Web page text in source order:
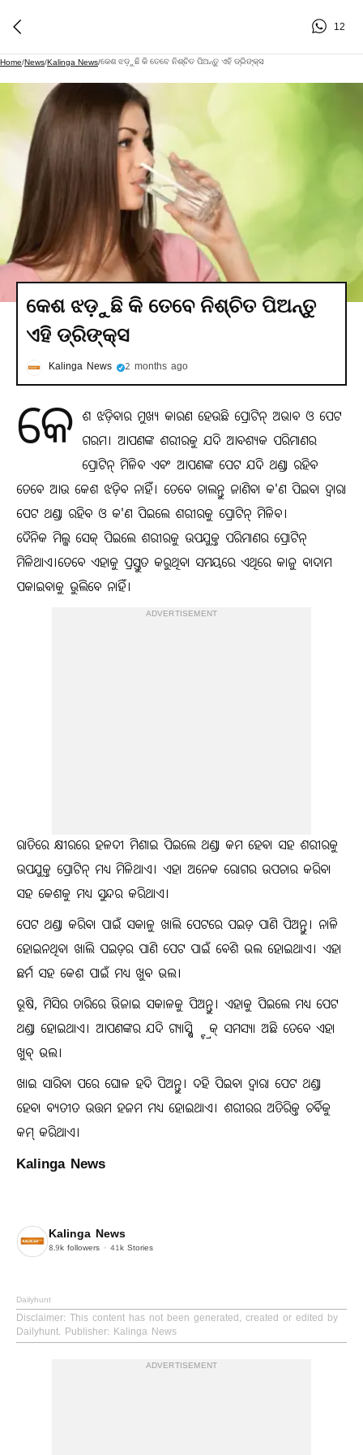
12
Home/News/Kalinga News/କେଶ ଝଡ଼ୁଛି କି ତେବେ ନିଶ୍ଚିତ ପିଅନ୍ତୁ ଏହି ଡ୍ରିଙ୍କ୍ସ
କେଶ ଝଡ଼ୁଛି କି ତେବେ ନିଶ୍ଚିତ ପିଅନ୍ତୁ
ଏହି ଡ୍ରିଙ୍କ୍ସ
Kalinga News 2 months ago
କେ ଶ ଝଡ଼ିବାର ମୁଖ୍ୟ କାରଣ ହେଉଛି ପ୍ରୋଟିନ୍ ଅଭାବ ଓ ପେଟ
ଗରମ। ଆପଣଙ୍କ ଶରୀରକୁ ଯଦି ଆବଶ୍ୟକ ପରିମାଣର
ପ୍ରୋଟିନ୍ ମିଳିବ ଏବଂ ଆପଣଙ୍କ ପେଟ ଯଦି ଥଣ୍ଡା ରହିବ
ତେବେ ଆଉ କେଶ ଝଡ଼ିବ ନାହିଁ। ତେବେ ଚାଲନ୍ତୁ ଜାଣିବା କ'ଣ ପିଇବା ଦ୍ୱାରା
ପେଟ ଥଣ୍ଡା ରହିବ ଓ କ'ଣ ପିଇଲେ ଶରୀରକୁ ପ୍ରୋଟିନ୍ ମିଳିବ।
ଦୈନିକ ମିଲ୍କ ସେକ୍ ପିଇଲେ ଶରୀରକୁ ଉପଯୁକ୍ତ ପରିମାଣର ପ୍ରୋଟିନ୍
ମିଳିଥାଏ।ତେବେ ଏହାକୁ ପ୍ରସ୍ତୁତ କରୁଥିବା ସମୟରେ ଏଥିରେ କାଜୁ ବାଦାମ
ପକାଇବାକୁ ଭୁଲିବେ ନାହିଁ।
ADVERTISEMENT
ରାତିରେ କ୍ଷୀରରେ ହଳଦୀ ମିଶାଇ ପିଇଲେ ଥଣ୍ଡା କମ ହେବା ସହ ଶରୀରକୁ
ଉପଯୁକ୍ତ ପ୍ରୋଟିନ୍ ମଧ୍ୟ ମିଳିଥାଏ। ଏହା ଅନେକ ରୋଗର ଉପଚାର କରିବା
ସହ କେଶକୁ ମଧ୍ୟ ସୁନ୍ଦର କରିଥାଏ।
ପେଟ ଥଣ୍ଡା କରିବା ପାଇଁ ସକାଳୁ ଖାଲି ପେଟରେ ପଇଡ଼ ପାଣି ପିଅନ୍ତୁ। ନାଳି
ହୋଇନଥିବା ଖାଲି ପଇଡ଼ର ପାଣି ପେଟ ପାଇଁ ବେଶି ଭଲ ହୋଇଥାଏ। ଏହା
ଛର୍ମ ସହ କେଶ ପାଇଁ ମଧ୍ୟ ଖୁବ ଭଲ।
ଭୂଷି, ମିସିର ତାରିରେ ଭିଜାଇ ସକାଳକୁ ପିଅନ୍ତୁ। ଏହାକୁ ପିଇଲେ ମଧ୍ୟ ପେଟ
ଥଣ୍ଡା ହୋଇଥାଏ। ଆପଣଙ୍କର ଯଦି ଗ୍ୟାସ୍ଷ୍ଟ୍ରିକ୍ ସମସ୍ୟା ଅଛି ତେବେ ଏହା
ଖୁବ୍ ଭଲ।
ଖାଇ ସାରିବା ପରେ ଘୋଳ ହଦି ପିଅନ୍ତୁ। ଦହି ପିଇବା ଦ୍ୱାରା ପେଟ ଥଣ୍ଡା
ହେବା ବ୍ୟତୀତ ଉତ୍ତମ ହଜମ ମଧ୍ୟ ହୋଇଥାଏ। ଶରୀରର ଅତିରିକ୍ତ ଚର୍ବିକୁ
କମ୍ କରିଥାଏ।
Kalinga News
Kalinga News
8.9k followers 41k Stories
Dailyhunt
Disclaimer: This content has not been generated, created or edited by
Dailyhunt. Publisher: Kalinga News
ADVERTISEMENT